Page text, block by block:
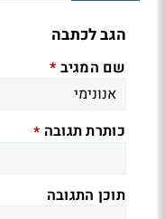
הגב לכתבה
שם המגיב *
כותרת תגובה *
תוכן התגובה